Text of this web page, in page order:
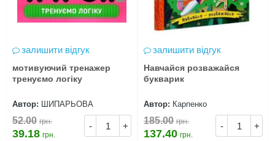
залишити відгук
мотивуючий тренажер
тренуємо логіку
Автор: ШИПАРЬОВА
- +
52.00 грн.
39.18 грн.
залишити відгук
Навчайся розважайся
букварик
Автор: Карпенко
- +
185.00 грн.
137.40 грн.